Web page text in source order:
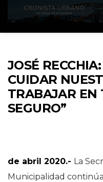
JOSÉ
CUIDAR
TRABAJAR EN
SEGURO”
de abril 2020.- La
Municipalidad